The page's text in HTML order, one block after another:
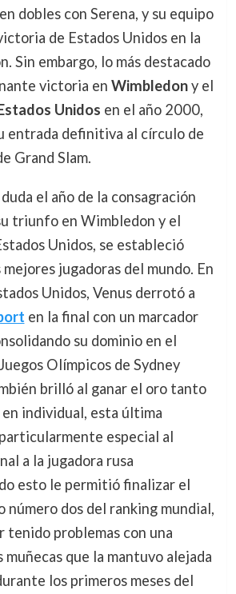
en dobles con Serena, y su equipo
de Estados Unidos en la
Sin embargo, lo más destacado
victoria en Wimbledony el
Unidos en el año 2000,
entrada definitiva al círculo de
Grand Slam.
el año de la consagración
triunfo en Wimbledon y el
Unidos, se estableció
mejores jugadoras del mundo. En
Unidos, Venus derrotó a
en la final con un marcador
su dominio en el
Olímpicos de Sydney
brilló al ganar el oro tanto
en individual, esta última
especial al
a la jugadora rusa
esto le permitió finalizar el
número dos del ranking mundial,
tenido problemas con una
que la mantuvo alejada
los primeros meses del